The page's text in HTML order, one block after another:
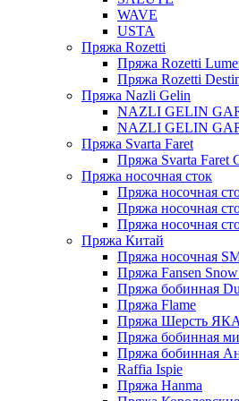
WAVE
USTA
Пряжа Rozetti
Пряжа Rozetti
Пряжа Rozetti
Пряжа Nazli Gelin
NAZLI GELIN
NAZLI GELIN
Пряжа Svarta Faret
Пряжа Svarta Faret
Пряжа носочная сток
Пряжа носочная
Пряжа носочная
Пряжа носочная
Пряжа Китай
Пряжа носочная
Пряжа Fansen
Пряжа бобинная
Пряжа Flame
Пряжа Шерсть ЯКА
Пряжа бобинная
Пряжа бобинная
Raffia Ispie
Пряжа Hanma